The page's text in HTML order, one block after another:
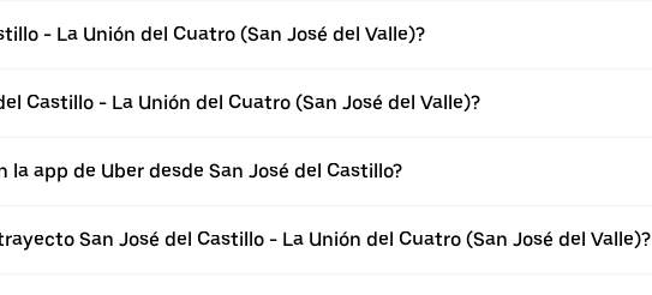
- La Unión del Cuatro (San José del Valle)?
Castillo - La Unión del Cuatro (San José del Valle)?
app de Uber desde San José del Castillo?
San José del Castillo - La Unión del Cuatro (San José del Valle)?